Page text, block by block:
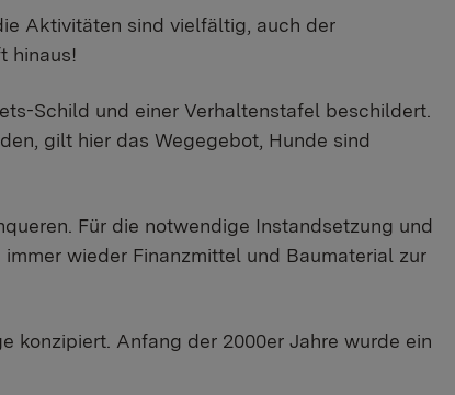
Aktivitäten sind vielfältig, auch der
hinaus!
Schild und einer Verhaltenstafel beschildert.
gilt hier das Wegegebot, Hunde sind
Für die notwendige Instandsetzung und
wieder Finanzmittel und Baumaterial zur
konzipiert. Anfang der 2000er Jahre wurde ein